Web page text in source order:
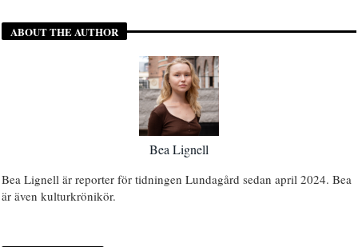
ABOUT THE AUTHOR
Bea Lignell
Bea Lignell är reporter för tidningen Lundagård sedan april 2024. Bea
är även kulturkrönikör.